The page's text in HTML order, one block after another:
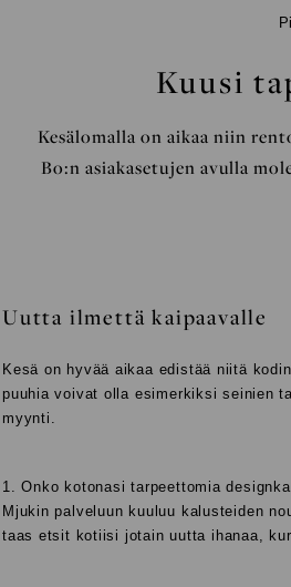
Kuusi
Kesälomalla on aikaa niin
Bo:n asiakasetujen avulla
Uutta ilmettä kaipaavalle
Kesä on hyvää aikaa edistää niitä
puuhia voivat olla esimerkiksi seinien
myynti.
1. Onko kotonasi tarpeettomia
Mjukin palveluun kuuluu kalusteiden
taas etsit kotiisi jotain uutta ihanaa,